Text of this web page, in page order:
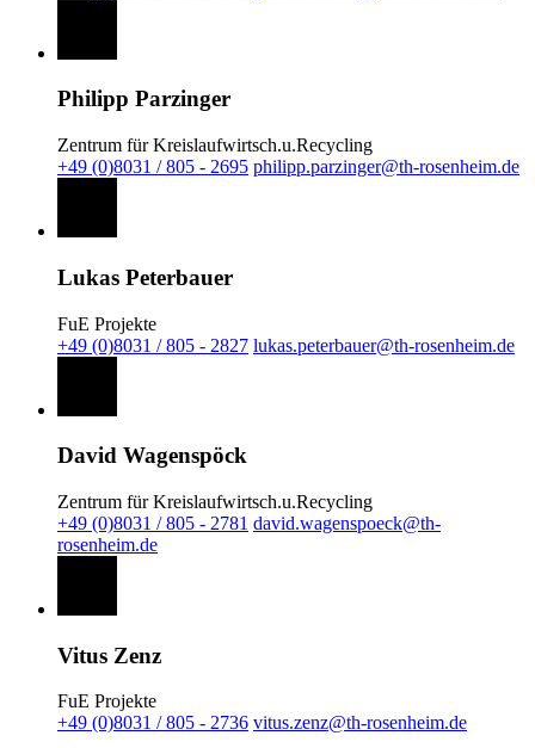
Philipp Parzinger
Zentrum für Kreislaufwirtsch.u.Recycling
+49 (0)8031 / 805 - 2695 philipp.parzinger@th-rosenheim.de
Lukas Peterbauer
FuE Projekte
+49 (0)8031 / 805 - 2827 lukas.peterbauer@th-rosenheim.de
David Wagenspöck
Zentrum für Kreislaufwirtsch.u.Recycling
+49 (0)8031 / 805 - 2781 david.wagenspoeck@th-
rosenheim.de
Vitus Zenz
FuE Projekte
+49 (0)8031 / 805 - 2736 vitus.zenz@th-rosenheim.de